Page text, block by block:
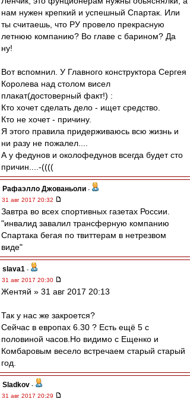
нам нужен крепкий и успешный Спартак. Или
ты считаешь, что РУ провело прекрасную
летнюю компанию? Во главе с барином? Да
ну!
Вот вспомнил. У Главного конструктора Сергея
Королева над столом висел
плакат(достоверный факт!) :
Кто хочет сделать дело - ищет средство.
Кто не хочет - причину.
Я этого правила придерживаюсь всю жизнь и
ни разу не пожалел....
А у федунов и околофедунов всегда будет сто
причин....-((((
Рафаэлло Джованьоли -
31 авг 2017 20:32
Завтра во всех спортивных газетах России.
"инвалид завалил трансферную компанию
Спартака бегая по твиттерам в нетрезвом
виде"
slava1 -
31 авг 2017 20:30
Жентяй » 31 авг 2017 20:13
Так у нас же закроется?
Сейчас в европах 6.30 ? Есть ещё 5 с
половиной часов.Но видимо с Ещенко и
Комбаровым весело встречаем старый старый
год.
Sladkov -
31 авг 2017 20:29